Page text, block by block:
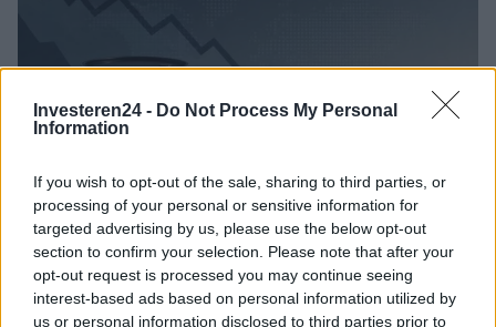
Investeren24 - Do Not Process My Personal
Information
If you wish to opt-out of the sale, sharing to third parties, or
processing of your personal or sensitive information for
targeted advertising by us, please use the below opt-out
section to confirm your selection. Please note that after your
opt-out request is processed you may continue seeing
interest-based ads based on personal information utilized by
us or personal information disclosed to third parties prior to
Brentolie daalt naar 88.9 dollar: een week van dalende
grondstoffenprijzen